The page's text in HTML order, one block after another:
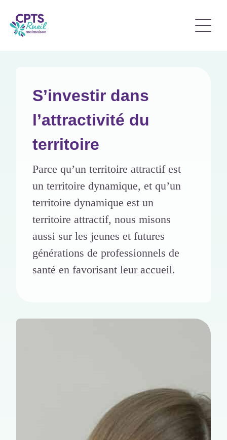
S’investir dans
l’attractivité du
territoire
Parce qu’un territoire attractif est
un territoire dynamique, et qu’un
territoire dynamique est un
territoire attractif, nous misons
aussi sur les jeunes et futures
générations de professionnels de
santé en favorisant leur accueil.